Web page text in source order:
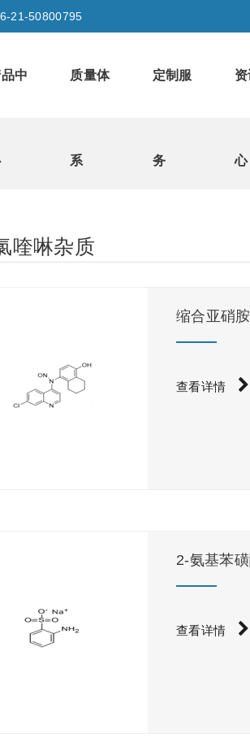
21-50800795
中 质量体
系
定制服
务 心
喹啉杂质
缩合亚硝胺
查看详情
2-氨基苯
查看详情